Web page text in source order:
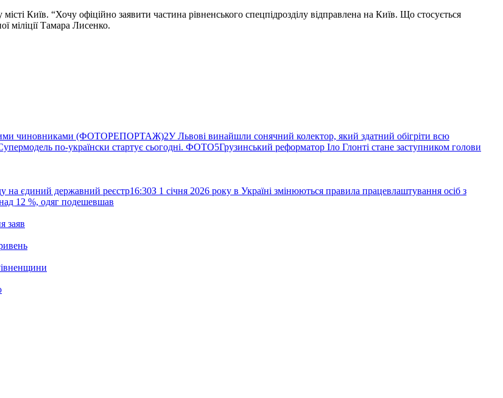
Київ. “Хочу офіційно заявити частина рівненського спецпідрозділу відправлена на Київ. Що стосується
міліції Тамара Лисенко.
чиновниками (ФОТОРЕПОРТАЖ)2У Львові винайшли сонячний колектор, який здатний обігріти всю
по-українски стартує сьогодні. ФОТО5Грузинський реформатор Іло Глонті стане заступником голови
на єдиний державний реєстр16:30З 1 січня 2026 року в Україні змінюються правила працевлаштування осіб з
12 %, одяг подешевшав
заяв